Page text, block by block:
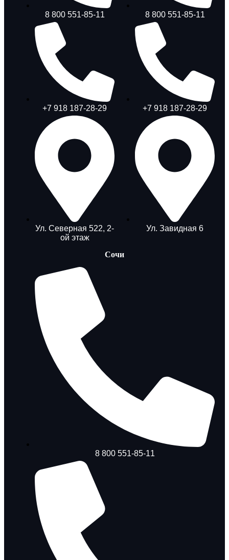
8 800 551-85-11
+7 918 187-28-29
Ул. Северная 522, 2-
ой этаж
8 800 551-85-11
+7 918 187-28-29
Ул. Завидная 6
Сочи
8 800 551-85-11